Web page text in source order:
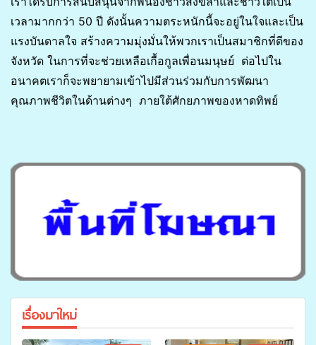
เวลามากกว่า 50 ปี ดังนั้นความตระหนักนี้จะอยู่ในใจและเป็น
แรงบันดาลใจ สร้างความมุ่งมั่นให้พวกเราเป็นสมาชิกที่ดีของ
จังหวัด ในการที่จะช่วยเหลือเกื้อกูลเพื่อนมนุษย์ ต่อไปใน
อนาคตเราก็จะพยายามเข้าไปมีส่วนร่วมกับการพัฒนา
คุณภาพชีวิตในด้านต่างๆ ภายใต้ศักยภาพของหาดทิพย์
เรื่องมาใหม่